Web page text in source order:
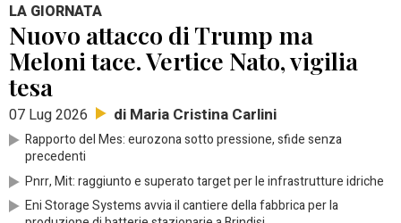
LA GIORNATA
Nuovo attacco di Trump ma
Meloni tace. Vertice Nato, vigilia
tesa
07 Lug 2026 di Maria Cristina Carlini
Rapporto del Mes: eurozona sotto pressione, sfide senza
precedenti
Pnrr, Mit: raggiunto e superato target per le infrastrutture idriche
Eni Storage Systems avvia il cantiere della fabbrica per la